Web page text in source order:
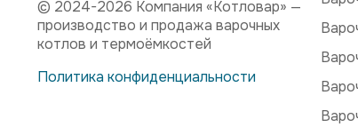
© 2024-2026 Компания «Котловар» —
производство и продажа варочных
котлов и термоёмкостей
Политика конфиденциальности